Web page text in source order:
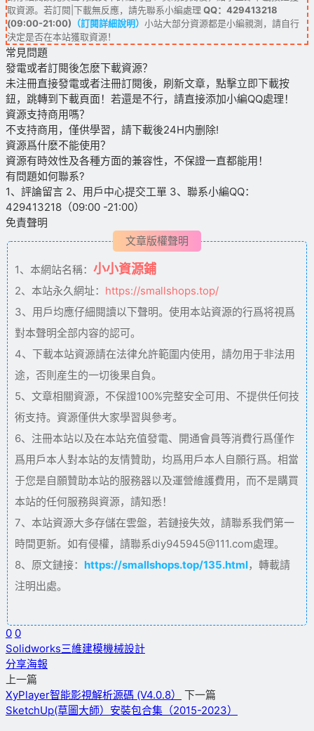
取資源。若訂閱|下載無反應，請先聯系小編處理 QQ：429413218
(09:00-21:00) （訂閱詳細說明） 小站大部分資源都是小編親測，請自行
決定是否在本站獲取資源！
常見問題
發電或者訂閱後怎麽下載資源？
未注冊直接發電或者注冊訂閱後，刷新文章，點擊立即下載按
鈕，跳轉到下載頁面！若還是不行，請直接添加小編QQ處理！
資源支持商用嗎？
不支持商用，僅供學習，請下載後24H内删除!
資源爲什麽不能使用？
資源有時效性及各種方面的兼容性，不保證一直都能用！
有問題如何聯系?
1、評論留言 2、用戶中心提交工單 3、聯系小編QQ：
429413218（09:00 -21:00）
免責聲明
文章版權聲明
1、本網站名稱： 小小資源鋪
2、本站永久網址： https://smallshops.top/
3、用戶均應仔細閱讀以下聲明。使用本站資源的行爲将視爲
對本聲明全部内容的認可。
4、下載本站資源請在法律允許範圍内使用，請勿用于非法用
途，否則産生的一切後果自負。
5、文章相關資源，不保證100%完整安全可用、不提供任何技
術支持。資源僅供大家學習與參考。
6、注冊本站以及在本站充值發電、開通會員等消費行爲僅作
爲用戶本人對本站的友情贊助，均爲用戶本人自願行爲。相當
于您是自願贊助本站的服務器以及運營維護費用，而不是購買
本站的任何服務與資源，請知悉！
7、本站資源大多存儲在雲盤，若鏈接失效，請聯系我們第一
時間更新。如有侵權，請聯系diy945945@111.com處理。
8、原文鏈接： https://smallshops.top/135.html，轉載請
注明出處。
0 0
Solidworks三維建模機械設計
分享海報
上一篇
XyPlayer智能影視解析源碼 (V4.0.8）
下一篇
SketchUp(草圖大師）安裝包合集（2015-2023）